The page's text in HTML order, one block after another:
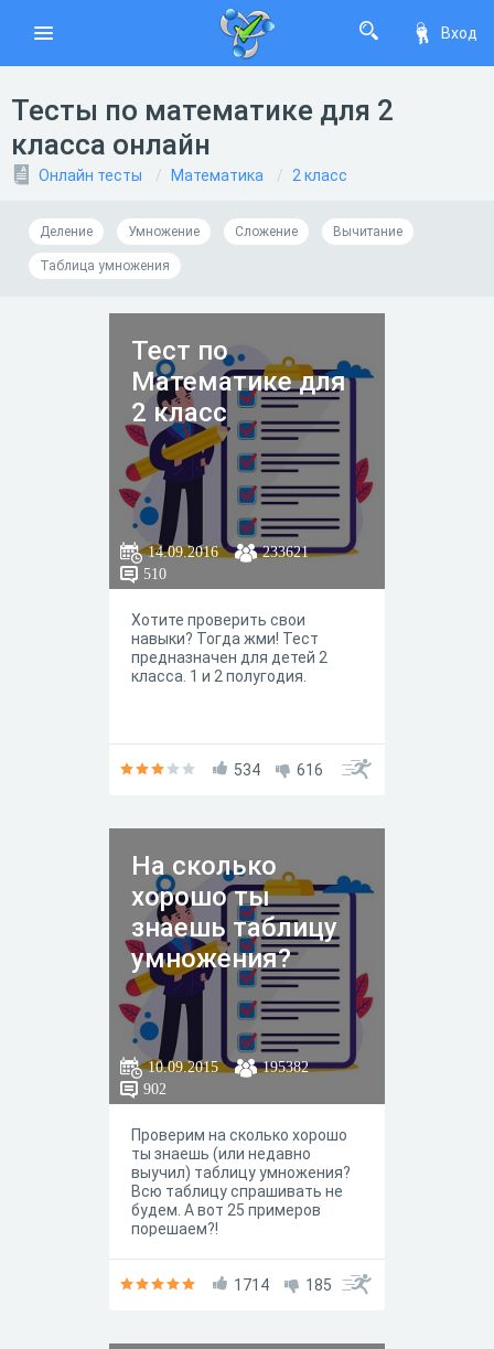
Вход
Тесты по математике для 2
класса онлайн
Онлайн тесты Математика 2 класс
Деление Умножение Сложение Вычитание
Таблица умножения
Тест по
Математике для
2 класс
14.09.2016
233621
510
Хотите проверить свои
навыки? Тогда жми! Тест
предназначен для детей 2
класса. 1 и 2 полугодия.
534 616
На сколько
хорошо ты
знаешь таблицу
умножения?
10.09.2015
195382
902
Проверим на сколько хорошо
ты знаешь (или недавно
выучил) таблицу умножения?
Всю таблицу спрашивать не
будем. А вот 25 примеров
порешаем?!
1714 185